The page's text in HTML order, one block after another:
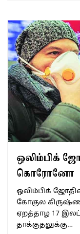
ஒலிம்பிக்
கொரோனோ
ஒலிம்பிக்
கோகுல
ஏறத்தாழ 17
தாக்குதலுக்கு…